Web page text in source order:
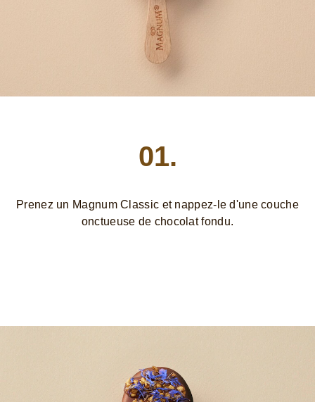
01.
Prenez un Magnum Classic et nappez-le d'une couche
onctueuse de chocolat fondu.